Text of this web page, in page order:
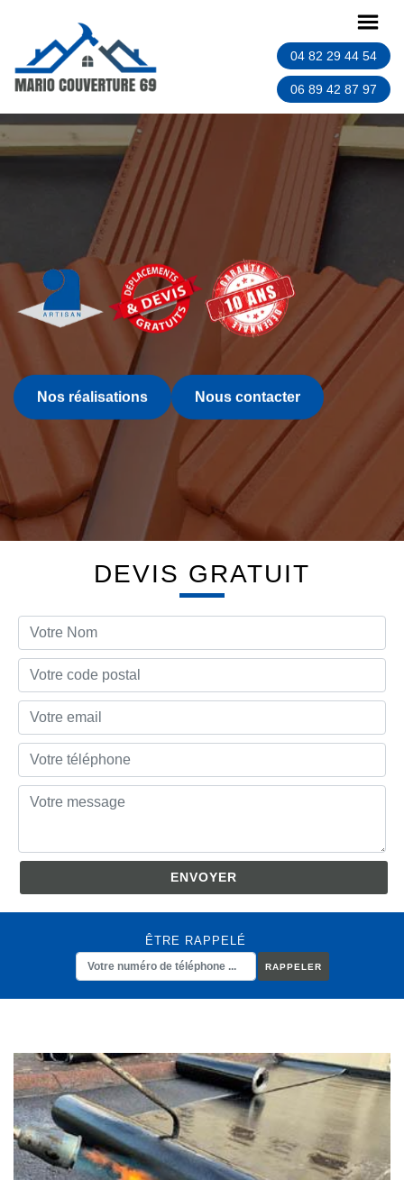
04 82 29 44 54
06 89 42 87 97
Nos réalisations Nous contacter
DEVIS GRATUIT
ÊTRE RAPPELÉ